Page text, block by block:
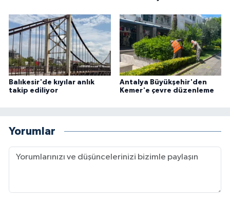
Balıkesir'de kıyılar anlık
takip ediliyor
Antalya Büyükşehir'den
Kemer'e çevre düzenleme
Yorumlar